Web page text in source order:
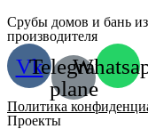
Срубы домов и бань
производителя
VkTelegram-
plane
Политика
Проекты